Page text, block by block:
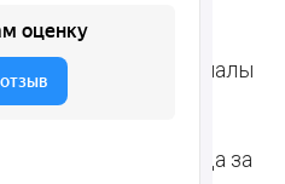
материалы
Расходные материалы
Средства для ухода за